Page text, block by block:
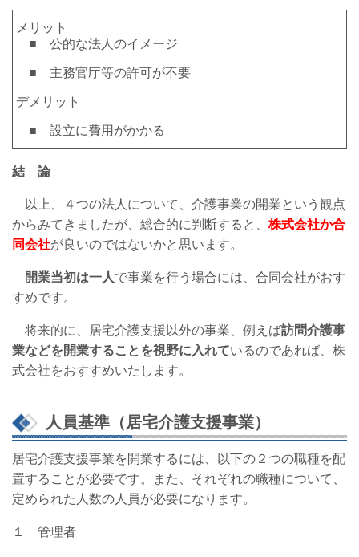
メリット
■ 公的な法人のイメージ
■ 主務官庁等の許可が不要
デメリット
■ 設立に費用がかかる
結 論
以上、４つの法人について、介護事業の開業という観点
からみてきましたが、総合的に判断すると、 株式会社か合
同会社が良いのではないかと思います。
開業当初は一人で事業を行う場合には、合同会社がおす
すめです。
将来的に、居宅介護支援以外の事業、例えば訪問介護事
業などを開業することを視野に入れているのであれば、株
式会社をおすすめいたします。
人員基準（居宅介護支援事業）
居宅介護支援事業を開業するには、以下の２つの職種を配
置することが必要です。また、それぞれの職種について、
定められた人数の人員が必要になります。
１ 管理者